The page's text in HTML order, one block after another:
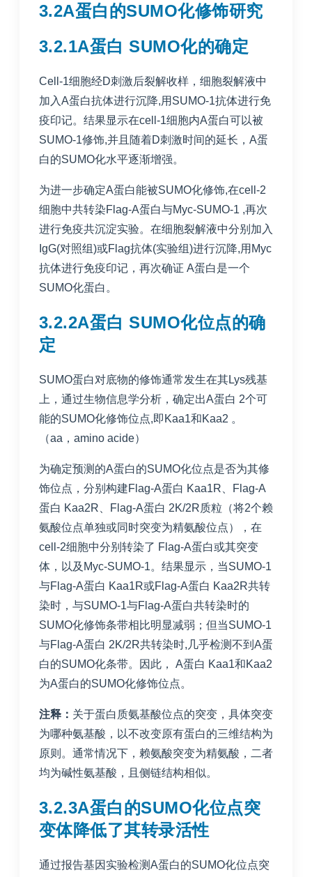
3.2A蛋白的SUMO化修饰研究
3.2.1A蛋白 SUMO化的确定
Cell-1细胞经D刺激后裂解收样，细胞裂解液中
加入A蛋白抗体进行沉降,用SUMO-1抗体进行免
疫印记。结果显示在cell-1细胞内A蛋白可以被
SUMO-1修饰,并且随着D刺激时间的延长，A蛋
白的SUMO化水平逐渐增强。
为进一步确定A蛋白能被SUMO化修饰,在cell-2
细胞中共转染Flag-A蛋白与Myc-SUMO-1 ,再次
进行免疫共沉淀实验。在细胞裂解液中分别加入
IgG(对照组)或Flag抗体(实验组)进行沉降,用Myc
抗体进行免疫印记，再次确证 A蛋白是一个
SUMO化蛋白。
3.2.2A蛋白 SUMO化位点的确
定
SUMO蛋白对底物的修饰通常发生在其Lys残基
上，通过生物信息学分析，确定出A蛋白 2个可
能的SUMO化修饰位点,即Kaa1和Kaa2 。
（aa，amino acide）
为确定预测的A蛋白的SUMO化位点是否为其修
饰位点，分别构建Flag-A蛋白 Kaa1R、Flag-A
蛋白 Kaa2R、Flag-A蛋白 2K/2R质粒（将2个赖
氨酸位点单独或同时突变为精氨酸位点），在
cell-2细胞中分别转染了 Flag-A蛋白或其突变
体，以及Myc-SUMO-1。结果显示，当SUMO-1
与Flag-A蛋白 Kaa1R或Flag-A蛋白 Kaa2R共转
染时，与SUMO-1与Flag-A蛋白共转染时的
SUMO化修饰条带相比明显减弱；但当SUMO-1
与Flag-A蛋白 2K/2R共转染时,几乎检测不到A蛋
白的SUMO化条带。因此， A蛋白 Kaa1和Kaa2
为A蛋白的SUMO化修饰位点。
注释： 关于蛋白质氨基酸位点的突变，具体突变
为哪种氨基酸，以不改变原有蛋白的三维结构为
原则。通常情况下，赖氨酸突变为精氨酸，二者
均为碱性氨基酸，且侧链结构相似。
3.2.3A蛋白的SUMO化位点突
变体降低了其转录活性
通过报告基因实验检测A蛋白的SUMO化位点突